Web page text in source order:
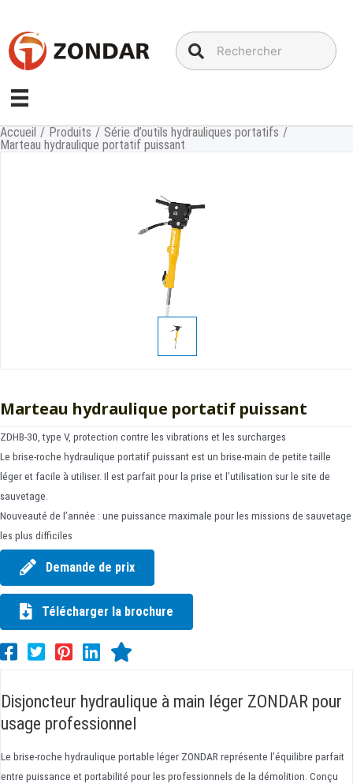
contenu
Accueil / Produits / Série d’outils hydrauliques portatifs /
Marteau hydraulique portatif puissant
Marteau hydraulique portatif puissant
ZDHB-30, type V, protection contre les vibrations et les surcharges
Le brise-roche hydraulique portatif puissant est un brise-main de petite taille
léger et facile à utiliser. Il est parfait pour la prise et l’utilisation sur le site de
sauvetage.
Nouveauté de l’année : une puissance maximale pour les missions de sauvetage
les plus difficiles
Demande de prix
Télécharger la brochure
Disjoncteur hydraulique à main léger ZONDAR pour
usage professionnel
Le brise-roche hydraulique portable léger ZONDAR représente l’équilibre parfait
entre puissance et portabilité pour les professionnels de la démolition. Conçu